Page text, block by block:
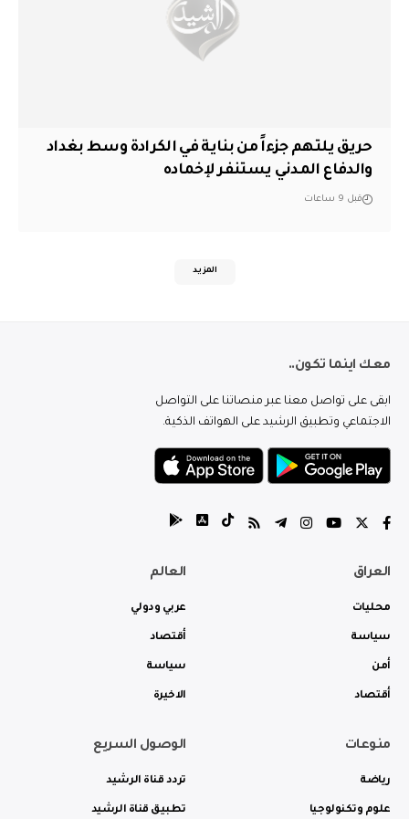
حريق يلتهم جزءاً من بناية في الكرادة وسط بغداد
والدفاع المدني يستنفر لإخماده
قبل 9 ساعات
المزيد
معك اينما تكون..
ابقى على تواصل معنا عبر منصاتنا على التواصل
الاجتماعي وتطبيق الرشيد على الهواتف الذكية.
العراق
محليات
سياسة
أمن
أقتصاد
العالم
عربي ودولي
أقتصاد
سياسة
الاخيرة
منوعات
رياضة
علوم وتكنولوجيا
الوصول السريع
تردد قناة الرشيد
تطبيق قناة الرشيد